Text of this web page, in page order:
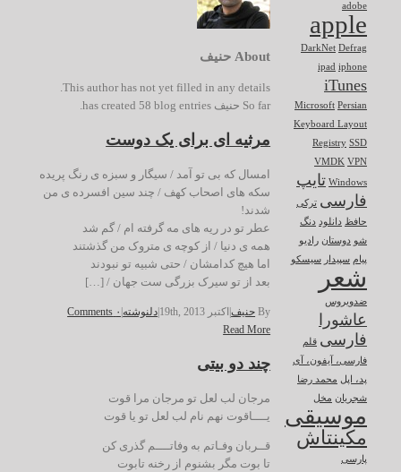
About حنیف
This author has not yet filled in any details.
So far حنیف has created 58 blog entries.
مرثیه ای برای یک دوست
امسال که بی تو آمد / سیگار و سبزه ی رنگ پریده
سکه های اصحاب کهف / چند سین افسرده ی من
شدند!
عطر تو در ریه های مه گرفته ام / گم شد
همه ی دنیا / از کوچه ی متروک من گذشتند
اما هیچ کدامشان / حتی شبیه تو نبودند
بعد از تو سیرک بزرگی ست جهان / […]
By حنیف| اکتبر 19th, 2013 دلنوشته ۰ Comments
Read More
چند دو بیتی
مرجان لب لعل تو مرجان مرا قوت
یــــاقوت نهم نام لب لعل تو یا قوت
قــربان وفـاتم به وفاتــــم گذری کن
تا بوت مگر بشنوم از رخنه تابوت
adobe
apple
DarkNet Defrag
ipad iphone
iTunes
Microsoft Persian
Keyboard Layout
Registry SSD
VMDK VPN
Windows تایپ
فارسی ترکی
حافظ دانلود دنگ
شو دوستان رادیو
پیام سپیدار سیسکو
شعر
ضدویروس
عاشورا
فارسی قلم
فارسی، آیفون، آی
پد، اپل محمد رضا
شجریان مخل
موسیقی
مکینتاش
پارسی